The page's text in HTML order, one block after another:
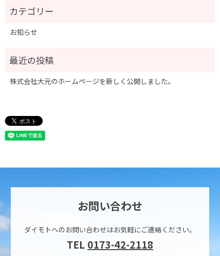
お知らせ
株式会社大元のホームページを新しく公開しました。
お問い合わせ
ダイモトへのお問い合わせはお気軽にご連絡ください。
TEL 0173-42-2118